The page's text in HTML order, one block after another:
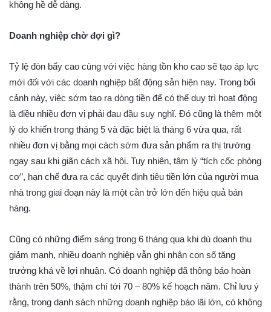
không hề dễ dàng.
Doanh nghiệp chờ đợi gì?
Tỷ lệ đòn bẩy cao cùng với việc hàng tồn kho cao sẽ tạo áp lực
mới đối với các doanh nghiệp bất động sản hiện nay. Trong bối
cảnh này, việc sớm tạo ra dòng tiền để có thể duy trì hoạt động
là điều nhiều đơn vị phải đau đầu suy nghĩ. Đó cũng là thêm một
lý do khiến trong tháng 5 và đặc biệt là tháng 6 vừa qua, rất
nhiều đơn vị bằng mọi cách sớm đưa sản phẩm ra thị trường
ngay sau khi giãn cách xã hội. Tuy nhiên, tâm lý “tích cốc phòng
cơ”, hạn chế đưa ra các quyết định tiêu tiền lớn của người mua
nhà trong giai đoạn này là một cản trở lớn đến hiệu quả bán
hàng.
Cũng có những điểm sáng trong 6 tháng qua khi dù doanh thu
giảm mạnh, nhiều doanh nghiệp vẫn ghi nhận con số tăng
trưởng khá về lợi nhuận. Có doanh nghiệp đã thông báo hoàn
thành trên 50%, thậm chí tới 70 – 80% kế hoạch năm. Chỉ lưu ý
rằng, trong danh sách những doanh nghiệp báo lãi lớn, có không